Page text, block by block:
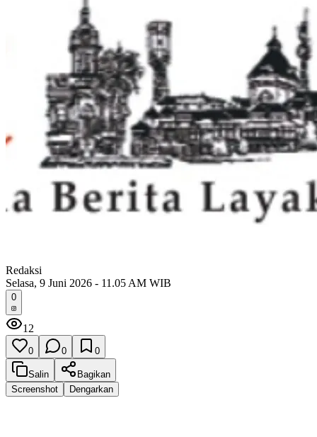
Redaksi
Selasa, 9 Juni 2026 - 11.05 AM WIB
0
12
0 0 0
Salin
Bagikan
Screenshot
Dengarkan